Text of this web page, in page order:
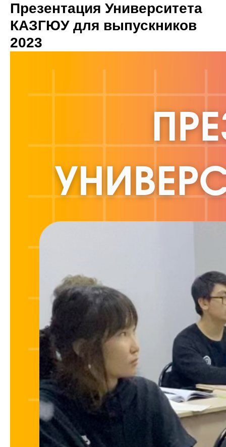
Презентация Университета
КАЗГЮУ для выпускников
2023